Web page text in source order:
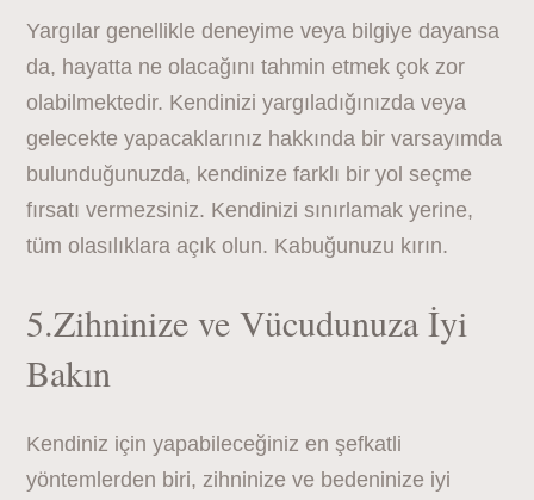
Yargılar genellikle deneyime veya bilgiye dayansa
da, hayatta ne olacağını tahmin etmek çok zor
olabilmektedir. Kendinizi yargıladığınızda veya
gelecekte yapacaklarınız hakkında bir varsayımda
bulunduğunuzda, kendinize farklı bir yol seçme
fırsatı vermezsiniz. Kendinizi sınırlamak yerine,
tüm olasılıklara açık olun. Kabuğunuzu kırın.
5.Zihninize ve Vücudunuza İyi
Bakın
Kendiniz için yapabileceğiniz en şefkatli
yöntemlerden biri, zihninize ve bedeninize iyi